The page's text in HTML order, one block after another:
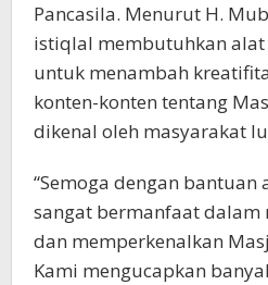
Pancasila. Menurut H.
istiqlal membutuhkan
untuk menambah
konten-konten tentang
dikenal oleh masyarakat
“Semoga dengan
sangat bermanfaat dalam
dan memperkenalkan
Kami mengucapkan